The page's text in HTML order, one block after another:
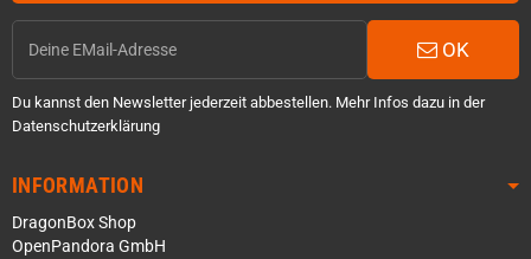
OK
Du kannst den Newsletter jederzeit abbestellen. Mehr Infos dazu in der
Datenschutzerklärung
INFORMATION
DragonBox Shop
OpenPandora GmbH